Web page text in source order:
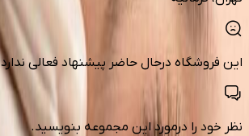
این فروشگاه درحال حاضر پیشنهاد فعالی ندارد
نظر خود را درمورد این مجموعه بنویسید.